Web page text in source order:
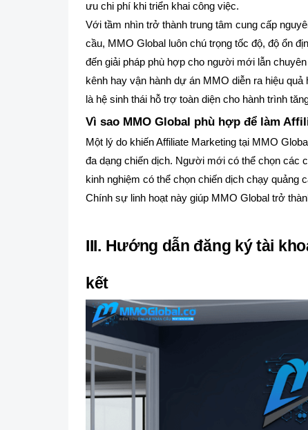
ưu chi phí khi triển khai công việc.
Với tầm nhìn trở thành trung tâm cung cấp
cầu, MMO Global luôn chú trọng tốc độ, độ ổn
đến giải pháp phù hợp cho người mới lẫn
kênh hay vận hành dự án MMO diễn ra hiệu
là hệ sinh thái hỗ trợ toàn diện cho hành trình
Vì sao MMO Global phù hợp để làm
Một lý do khiến Affiliate Marketing tại MMO
đa dạng chiến dịch. Người mới có thể chọn các
kinh nghiệm có thể chọn chiến dịch chạy quảng
Chính sự linh hoạt này giúp MMO Global trở
III. Hướng dẫn đăng ký tài
kết